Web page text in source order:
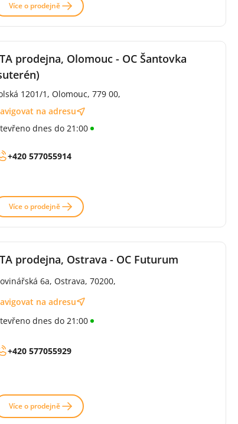
Více o prodejně
prodejna, Olomouc - OC Šantovka
1201/1, Olomouc, 779 00,
na adresu
dnes do 21:00
+420 577055914
Více o prodejně
prodejna, Ostrava - OC Futurum
6a, Ostrava, 70200,
na adresu
dnes do 21:00
+420 577055929
Více o prodejně